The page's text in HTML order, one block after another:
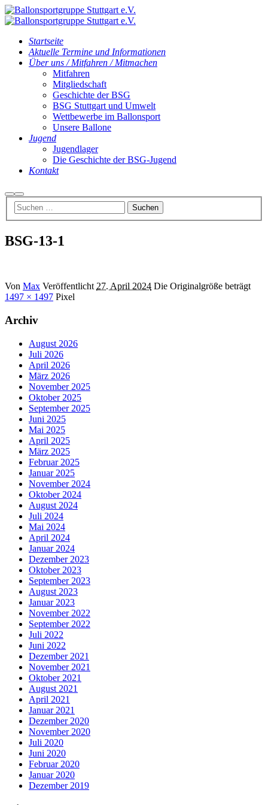
Startseite
Aktuelle Termine und Informationen
Über uns / Mitfahren / Mitmachen
Mitfahren
Mitgliedschaft
Geschichte der BSG
BSG Stuttgart und Umwelt
Wettbewerbe im Ballonsport
Unsere Ballone
Jugend
Jugendlager
Die Geschichte der BSG-Jugend
Kontakt
Suchen
Hauptmenü
BSG-13-1
Von Max Veröffentlicht27. April 2024 Die Originalgröße beträgt
1497 × 1497 Pixel
Archiv
August 2026
Juli 2026
April 2026
März 2026
November 2025
Oktober 2025
September 2025
Juni 2025
Mai 2025
April 2025
März 2025
Februar 2025
Januar 2025
November 2024
Oktober 2024
August 2024
Juli 2024
Mai 2024
April 2024
Januar 2024
Dezember 2023
Oktober 2023
September 2023
August 2023
Januar 2023
November 2022
September 2022
Juli 2022
Juni 2022
Dezember 2021
November 2021
Oktober 2021
August 2021
April 2021
Januar 2021
Dezember 2020
November 2020
Juli 2020
Juni 2020
Februar 2020
Januar 2020
Dezember 2019